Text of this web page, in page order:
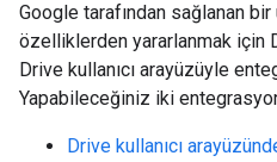
Google tarafından sağlanan bir
özelliklerden yararlanmak için
Drive kullanıcı arayüzüyle
Yapabileceğiniz iki
Drive kullanıcı